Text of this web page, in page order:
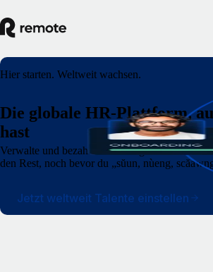
Hier starten. Weltweit wachsen.
Die globale HR-Plattform,
hast
Verwalte und bezahle deine Angestellten und
den Rest, noch bevor du „sŭun, nùeng,
Jetzt weltweit Talente einstellen